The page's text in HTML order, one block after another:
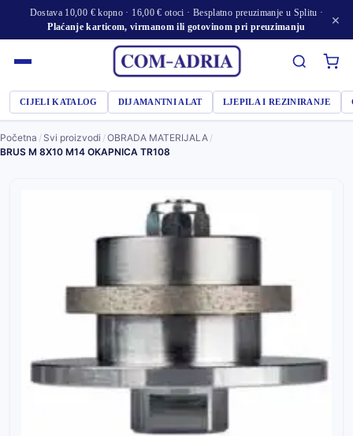
Dostava 10,00 € kopno · 16,00 € otoci · Besplatno preuzimanje u Splitu ·
Plaćanje karticom, virmanom ili gotovinom pri preuzimanju
×
CIJELI KATALOG DIJAMANTNI ALAT LJEPILA I REZINIRANJE
Početna / Svi proizvodi /OBRADA MATERIJALA /
BRUS M 8X10 M14 OKAPNICA TR108